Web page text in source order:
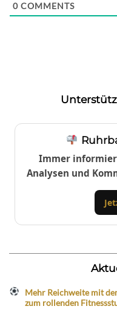
0 COMMENTS
Immer
Analysen und
Mehr Reichweite mit
zum rollenden